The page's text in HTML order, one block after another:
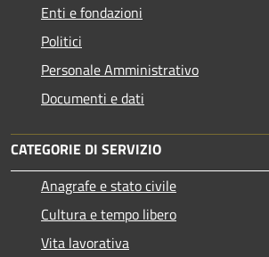
Enti e fondazioni
Politici
Personale Amministrativo
Documenti e dati
CATEGORIE DI SERVIZIO
Anagrafe e stato civile
Cultura e tempo libero
Vita lavorativa